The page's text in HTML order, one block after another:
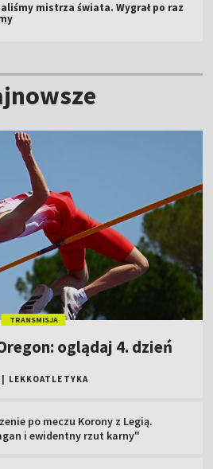
mistrza świata. Wygrał po raz
TRANSMISJA
oglądaj 4. dzień
| LEKKOATLETYKA
po meczu Korony z Legią.
i ewidentny rzut karny"